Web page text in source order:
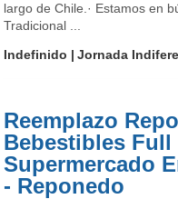
largo de Chile.· Estamos en
Tradicional ...
Indefinido
Jornada
Reemplazo
Bebestibles Full
Supermercado
- Reponedo